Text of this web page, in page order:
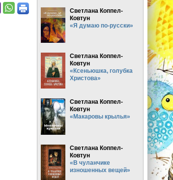
Светлана Коппел-
Ковтун
«Я думаю по-русски»
Светлана Коппел-
Ковтун
«Ксеньюшка, голубка
Христова»
Светлана Коппел-
Ковтун
«Макаровы крылья»
Светлана Коппел-
Ковтун
«В чуланчике
изношенных вещей»